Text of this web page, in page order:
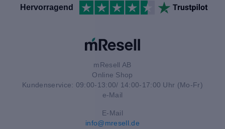
Hervorragend
mResell AB
Online Shop
Kundenservice: 09:00-13:00/ 14:00-17:00 Uhr (Mo-Fr)
e-Mail
E-Mail
info@mresell.de